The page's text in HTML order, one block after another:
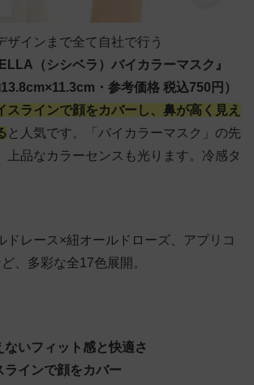
ザインまで全て自社で行う
（シシベラ）バイカラーマスク』
・参考価格 税込750円）
スラインで顔をカバーし、鼻が高く見え
と人気です。「バイカラーマスク」の先
上品なカラーセンスも光ります。冷感タ
ドレース×紐オールドローズ、アプリコ
、多彩な全17色展開。
いフィット感と快適さ
ラインで顔をカバー